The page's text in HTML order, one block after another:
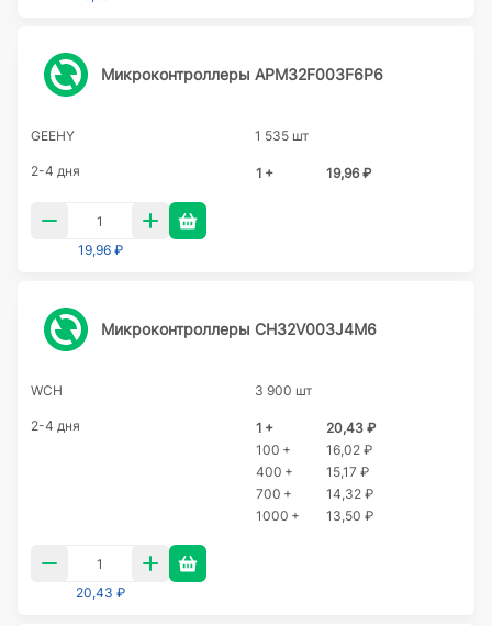
Микроконтроллеры APM32F003F6P6
GEEHY 1 535 шт
2-4 дня 1 + 19,96 ₽
19,96 ₽
Микроконтроллеры CH32V003J4M6
WCH 3 900 шт
2-4 дня 1 +
20,43 ₽
100 +
16,02 ₽
400 +
15,17 ₽
700 +
14,32 ₽
1000 +
13,50 ₽
20,43 ₽